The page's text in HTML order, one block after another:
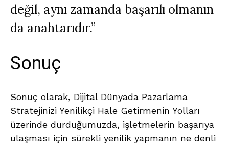
değil, aynı zamanda başarılı olmanın
da anahtarıdır.”
Sonuç
Sonuç olarak, Dijital Dünyada Pazarlama
Stratejinizi Yenilikçi Hale Getirmenin Yolları
üzerinde durduğumuzda, işletmelerin başarıya
ulaşması için sürekli yenilik yapmanın ne denli